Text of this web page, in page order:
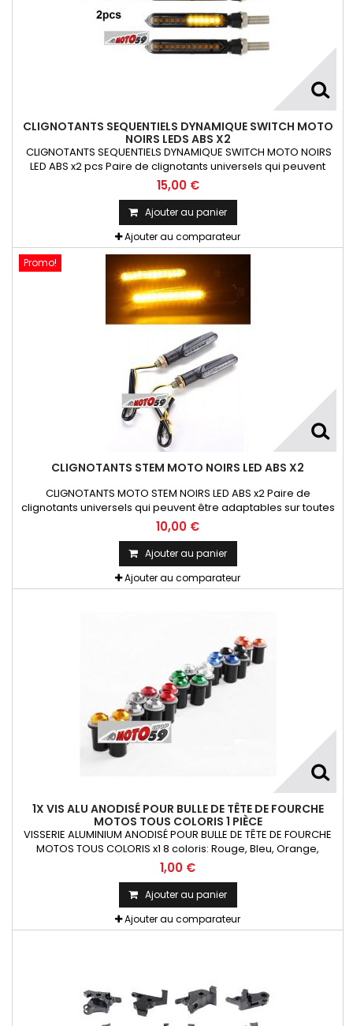
CLIGNOTANTS SEQUENTIELS DYNAMIQUE SWITCH MOTO
NOIRS LEDS ABS X2
CLIGNOTANTS SEQUENTIELS DYNAMIQUE SWITCH MOTO NOIRS
LED ABS x2 pcs Paire de clignotants universels qui peuvent
être adaptables sur toutes motos ou scooters
15,00 €
Ajouter au panier
Ajouter au comparateur
Promo!
CLIGNOTANTS STEM MOTO NOIRS LED ABS X2
CLIGNOTANTS MOTO STEM NOIRS LED ABS x2 Paire de
clignotants universels qui peuvent être adaptables sur toutes
motos ou scooters
10,00 €
Ajouter au panier
Ajouter au comparateur
1X VIS ALU ANODISÉ POUR BULLE DE TÊTE DE FOURCHE
MOTOS TOUS COLORIS 1 PIÈCE
VISSERIE ALUMINIUM ANODISÉ POUR BULLE DE TÊTE DE FOURCHE
MOTOS TOUS COLORIS x1 8 coloris: Rouge, Bleu, Orange,
Argent, Titanium, Or, Noir et VertKit= Vis M5x16 alu + écrou
caoutchouc fileté + rondelle La Pièce !!!
1,00 €
Ajouter au panier
Ajouter au comparateur